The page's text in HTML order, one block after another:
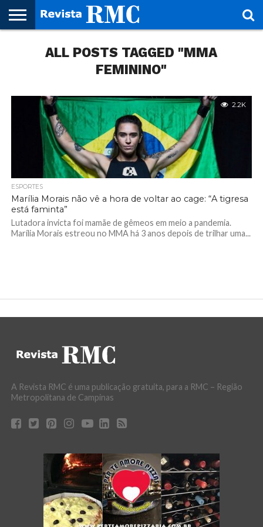
REVISTA
PROJETO
CULTURAL
RMC – 20
CIDADES
ARTE &
CULTURA
NOTÍCIAS
CORPORATIVAS
EDIÇÕES
ANTERIORES
PARCEIROS
CONOSCO
ALL POSTS TAGGED "MMA
FEMININO"
2.2K
ESPORTES
Marília Morais não vê a hora de voltar ao cage: “A tigresa
está faminta”
Lutadora invicta foi mamãe de gêmeos em meio a pandemia.
Marília Morais estreou no MMA há 3 anos depois de trilhar uma...
A Revista RMC é uma publicação gratuita, para a RMC – Região
Metropolitana de Campinas